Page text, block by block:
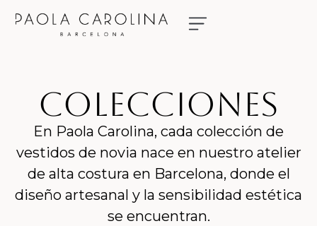
COLECCIONES
En Paola Carolina, cada colección de
vestidos de novia nace en nuestro atelier
de alta costura en Barcelona, donde el
diseño artesanal y la sensibilidad estética
se encuentran.